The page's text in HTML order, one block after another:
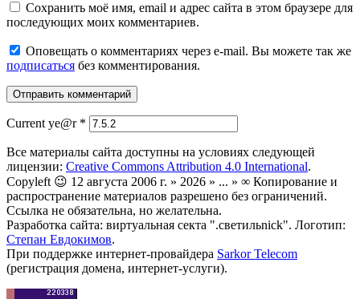
Сохранить моё имя, email и адрес сайта в этом браузере для
последующих моих комментариев.
Оповещать о комментариях через e-mail. Вы можете так же
подписаться без комментирования.
Current ye@r *
Все материалы сайта доступны на условиях следующей
лицензии: Creative Commons Attribution 4.0 International.
Copyleft 😉 12 августа 2006 г. » 2026 » ... » ∞ Копирование и
распространение материалов разрешено без ограничений.
Ссылка не обязательна, но желательна.
Разработка сайта: виртуальная секта ".светильnick". Логотип:
Степан Евдокимов.
При поддержке интернет-провайдера Sarkor Telecom
(регистрация домена, интернет-услуги).